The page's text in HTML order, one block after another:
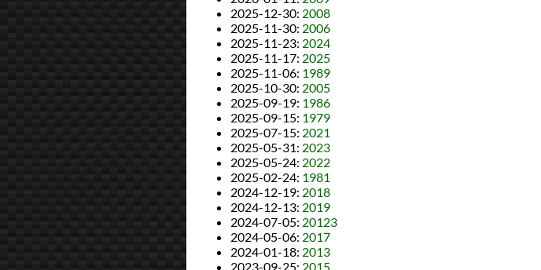
2025-12-30: 2008
2025-11-30: 2006
2025-11-23: 2024
2025-11-17: 2025
2025-11-06: 1989
2025-10-30: 2005
2025-09-19: 1986
2025-09-15: 1979
2025-07-15: 2021
2025-05-31: 2023
2025-05-24: 2022
2025-02-24: 1981
2024-12-19: 2018
2024-12-13: 2019
2024-07-05: 20123
2024-05-06: 2017
2024-01-18: 2013
2023-09-25: 2015